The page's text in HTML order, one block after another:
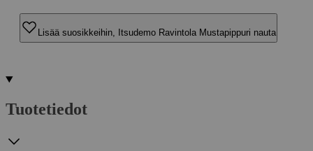
Lisää suosikkeihin, Itsudemo Ravintola Mustapippuri nauta
Tuotetiedot